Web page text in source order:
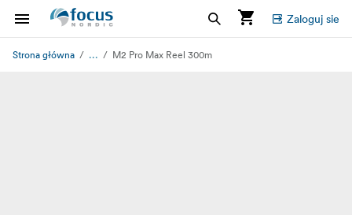
Zaloguj sie
Strona główna ... M2 Pro Max Reel 300m